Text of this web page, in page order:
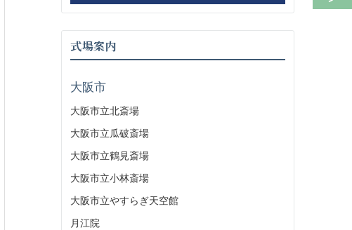
式場案内
大阪市
大阪市立北斎場
大阪市立瓜破斎場
大阪市立鶴見斎場
大阪市立小林斎場
大阪市立やすらぎ天空館
月江院